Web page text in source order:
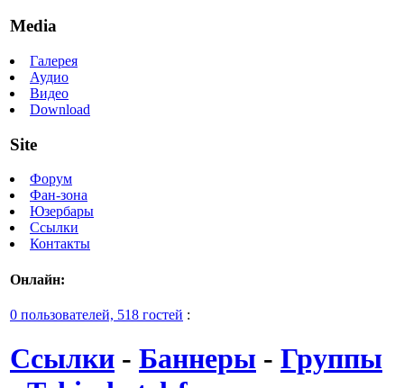
Media
Галерея
Аудио
Видео
Download
Site
Форум
Фан-зона
Юзербары
Ссылки
Контакты
Онлайн:
0 пользователей, 518 гостей :
Ссылки - Баннеры - Группы